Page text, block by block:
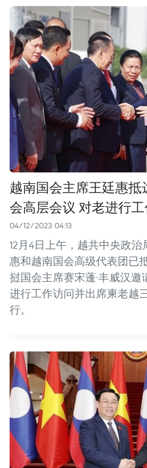
越南国会主席王廷惠抵
会高层会议 对老进行
04/12/2023 04:13
12月4日上午，越共中央政
惠和越南国会高级代表团已
挝国会主席赛宋蓬·丰威汉邀
进行工作访问并出席柬老越
行。